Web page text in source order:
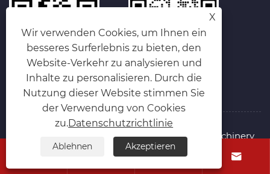
Copyright © 2025 Hebei Shengyu Hoisting Machinery
Manufacturing Co., Ltd. Alle Rechte vorbehalten.
Datenschutzrichtlinie
 
X
Wir verwenden Cookies, um Ihnen ein
besseres Surferlebnis zu bieten, den
Website-Verkehr zu analysieren und
Inhalte zu personalisieren. Durch die
Nutzung dieser Website stimmen Sie
der Verwendung von Cookies
zu.Datenschutzrichtlinie
Ablehnen Akzeptieren